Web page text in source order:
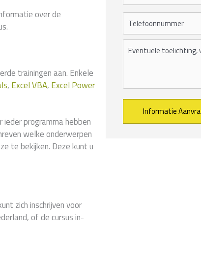
over de
trainingen aan. Enkele
, Excel VBA, Excel Power
programma hebben
welke onderwerpen
te bekijken. Deze kunt u
zich inschrijven voor
of de cursus in-